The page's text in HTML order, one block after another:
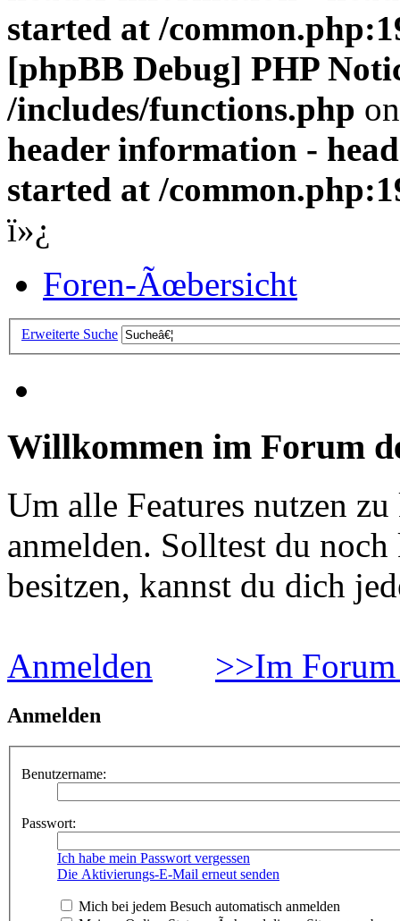
started at /
[phpBB Debug] PHP
/includes/functions.php
header information -
started at /
ï»¿
Foren-Ãœbersicht
Erweiterte Suche
Willkommen im Forum
Um alle Features nutzen
anmelden. Solltest du
besitzen, kannst du dich
Anmelden >>Im
Anmelden
Benutzername:
Passwort:
Ich habe mein Passwort vergessen
Die Aktivierungs-E-Mail erneut senden
Mich bei jedem Besuch automatisch anmelden